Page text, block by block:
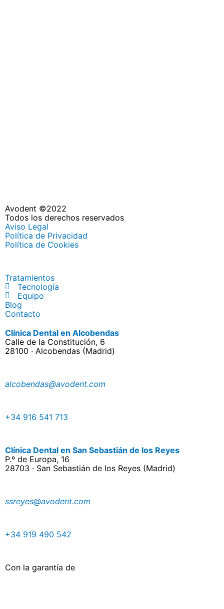
Avodent ©2022
Todos los derechos reservados
Aviso Legal
Política de Privacidad
Política de Cookies
Tratamientos
Tecnología
Equipo
Blog
Contacto
Clínica Dental en Alcobendas
Calle de la Constitución, 6
28100 · Alcobendas (Madrid)
alcobendas@avodent.com
+34 916 541 713
Clínica Dental en San Sebastián de los Reyes
P.º de Europa, 16
28703 · San Sebastián de los Reyes (Madrid)
ssreyes@avodent.com
+34 919 490 542
Con la garantía de